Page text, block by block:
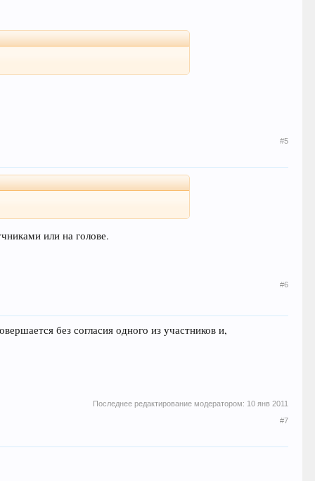
#5
или на голове.
#6
без согласия одного из участников и,
Последнее редактирование модератором: 10 янв 2011
#7